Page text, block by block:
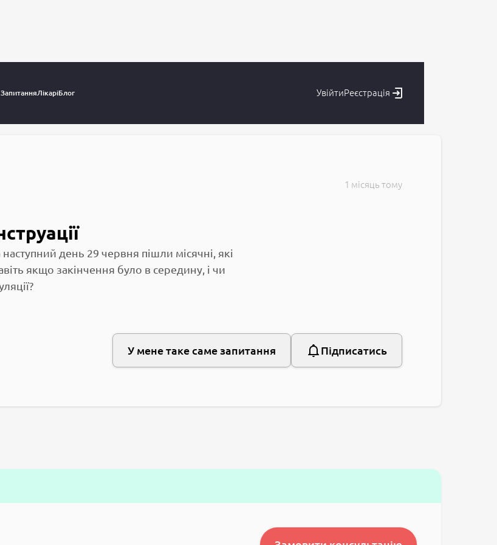
ЗапитанняЛікаріБлог УвійтиРеєстрація
1 місяць тому
день 29 червня пішли місячні, які
якщо закінчення було в середину, і чи
У мене таке саме запитання Підписатись